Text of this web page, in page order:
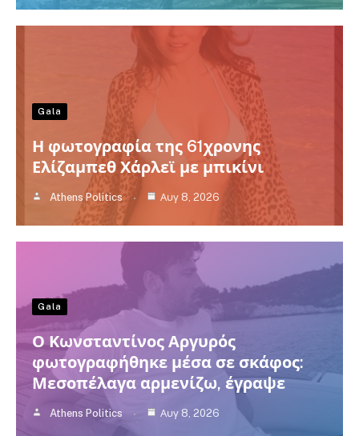
Gala
Η φωτογραφία της 61χρονης
Ελίζαμπεθ Χάρλεϊ με μπικίνι
Athens Politics Αυγ 8, 2026
Gala
Ο Κωνσταντίνος Αργυρός
φωτογραφήθηκε μέσα σε σκάφος:
Μεσοπέλαγα αρμενίζω, έγραψε
Athens Politics Αυγ 8, 2026